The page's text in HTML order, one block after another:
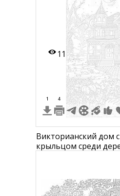
11
1 4
Викторианский дом
крыльцом среди